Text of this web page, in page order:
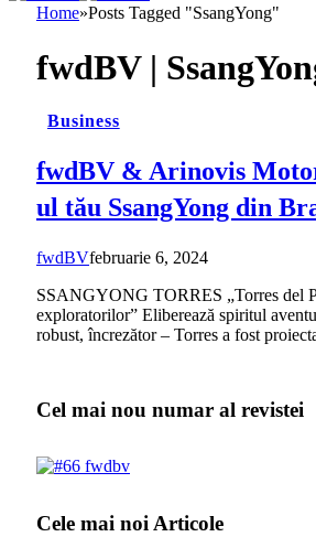
Home»Posts Tagged "SsangYong"
fwdBV |
Business
fwdBV & Arinovis
ul tău SsangYong din
fwdBVfebruarie 6, 2024
SSANGYONG TORRES „Torres del
exploratorilor” Eliberează spiritul
robust, încrezător – Torres a fost
Cel mai nou numar al revistei
Cele mai noi Articole